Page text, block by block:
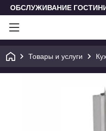
ОБСЛУЖИВАНИЕ
Товары и услуги